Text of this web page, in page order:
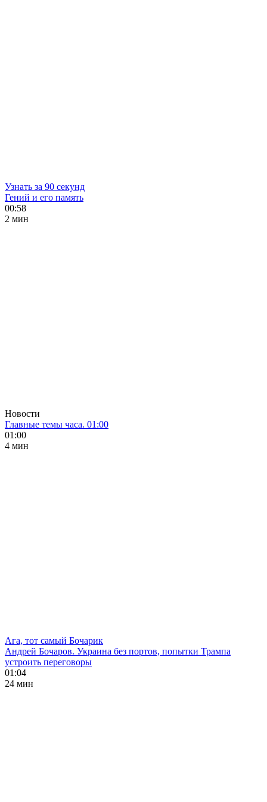
Узнать за 90 секунд
Гений и его память
00:58
2 мин
Новости
Главные темы часа. 01:00
01:00
4 мин
Ага, тот самый Бочарик
Андрей Бочаров. Украина без портов, попытки Трампа
устроить переговоры
01:04
24 мин